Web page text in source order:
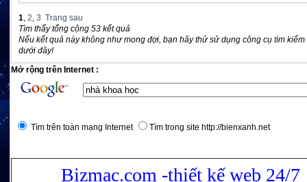
1 2 3 Trang sau
Tìm thấy tổng cộng 53 kết quả
Nếu kết quả này không như mong đợi, bạn hãy thử sử dụng công cụ tìm
dưới đây!
Mở rộng trên Internet :
Tìm trên toàn mạng Internet Tìm trong site http://bienxanh.net
Bizmac.com -thiết kế web 24/7